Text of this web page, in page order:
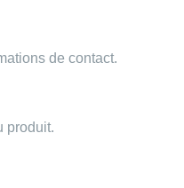
de contact.
produit.